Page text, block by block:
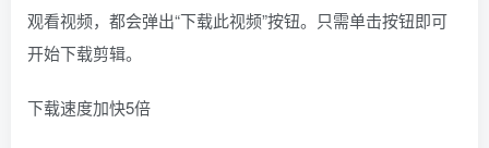
观看视频，都会弹出“下载此视频”按钮。只需单击按钮即可
开始下载剪辑。
下载速度加快5倍